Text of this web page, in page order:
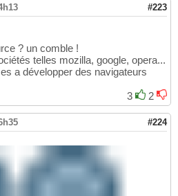
#223
? un comble !
telles mozilla, google, opera...
a développer des navigateurs
3
2
#224